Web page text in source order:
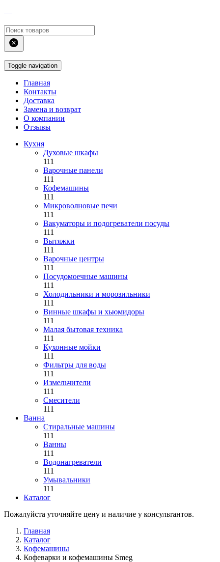
Toggle navigation
Главная
Контакты
Доставка
Замена и возврат
О компании
Отзывы
Кухня
Духовые шкафы
111
Варочные панели
111
Кофемашины
111
Микроволновые печи
111
Вакуматоры и подогреватели посуды
111
Вытяжки
111
Варочные центры
111
Посудомоечные машины
111
Холодильники и морозильники
111
Винные шкафы и хьюмидоры
111
Малая бытовая техника
111
Кухонные мойки
111
Фильтры для воды
111
Измельчители
111
Смесители
111
Ванна
Стиральные машины
111
Ванны
111
Водонагреватели
111
Умывальники
111
Каталог
Пожалуйста уточняйте цену и наличие у консультантов.
Главная
Каталог
Кофемашины
Кофеварки и кофемашины Smeg